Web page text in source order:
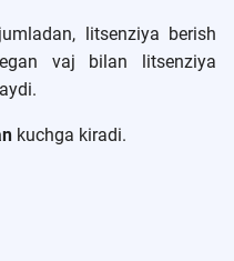
litsenziya berish
vaj bilan litsenziya
kuchga kiradi.